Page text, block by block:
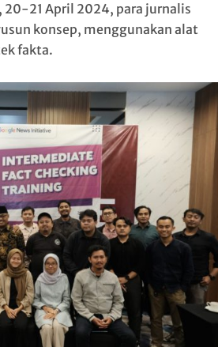
20-21 April 2024, para jurnalis
konsep, menggunakan alat
fakta.